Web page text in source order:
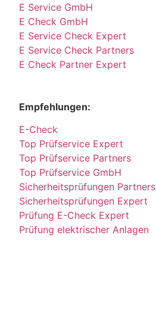
E Service GmbH
E Check GmbH
E Service Check Expert
E Service Check Partners
E Check Partner Expert
Empfehlungen:
E-Check
Top Prüfservice Expert
Top Prüfservice Partners
Top Prüfservice GmbH
Sicherheitsprüfungen Partners
Sicherheitsprüfungen Expert
Prüfung E-Check Expert
Prüfung elektrischer Anlagen